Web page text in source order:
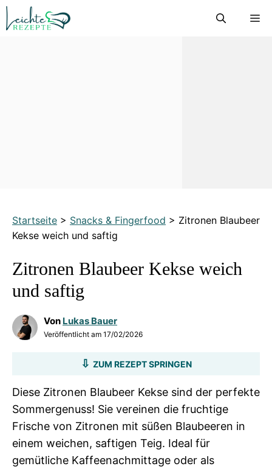
Zum
Inhalt
Startseite > Snacks & Fingerfood > Zitronen Blaubeer
Kekse weich und saftig
Zitronen Blaubeer Kekse weich
und saftig
Von Lukas Bauer
Veröffentlicht am 17/02/2026
ZUM REZEPT SPRINGEN
Diese Zitronen Blaubeer Kekse sind der perfekte
Sommergenuss! Sie vereinen die fruchtige
Frische von Zitronen mit süßen Blaubeeren in
einem weichen, saftigen Teig. Ideal für
gemütliche Kaffeenachmittage oder als